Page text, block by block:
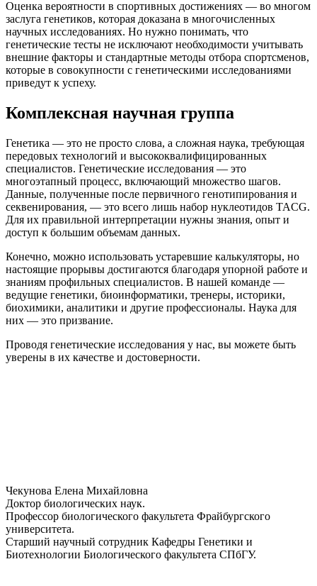
Оценка вероятности в спортивных достижениях — во многом
заслуга генетиков, которая доказана в многочисленных
научных исследованиях. Но нужно понимать, что
генетические тесты не исключают необходимости учитывать
внешние факторы и стандартные методы отбора спортсменов,
которые в совокупности с генетическими исследованиями
приведут к успеху.
Комплексная научная группа
Генетика — это не просто слова, а сложная наука, требующая
передовых технологий и высококвалифицированных
специалистов. Генетические исследования — это
многоэтапный процесс, включающий множество шагов.
Данные, полученные после первичного генотипирования и
секвенирования, — это всего лишь набор нуклеотидов TACG.
Для их правильной интерпретации нужны знания, опыт и
доступ к большим объемам данных.
Конечно, можно использовать устаревшие калькуляторы, но
настоящие прорывы достигаются благодаря упорной работе и
знаниям профильных специалистов. В нашей команде —
ведущие генетики, биоинформатики, тренеры, историки,
биохимики, аналитики и другие профессионалы. Наука для
них — это призвание.
Проводя генетические исследования у нас, вы можете быть
уверены в их качестве и достоверности.
Чекунова Елена Михайловна
Доктор биологических наук.
Профессор биологического факультета Фрайбургского
университета.
Старший научный сотрудник Кафедры Генетики и
Биотехнологии Биологического факультета СПбГУ.